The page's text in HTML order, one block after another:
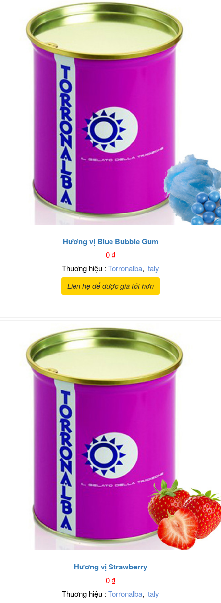
Hương vị Blue Bubble Gum
0₫
Thương hiệu : Torronalba, Italy
Liên hệ để được giá tốt hơn
Hương vị Strawberry
0₫
Thương hiệu : Torronalba, Italy